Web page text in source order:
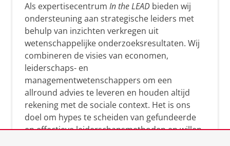
Als expertisecentrum In the LEAD bieden wij
ondersteuning aan strategische leiders met
behulp van inzichten verkregen uit
wetenschappelijke onderzoeksresultaten. Wij
combineren de visies van economen,
leiderschaps- en
managementwetenschappers om een
allround advies te leveren en houden altijd
rekening met de sociale context. Het is ons
doel om hypes te scheiden van gefundeerde
en effectieve leiderschapsmethoden en willen